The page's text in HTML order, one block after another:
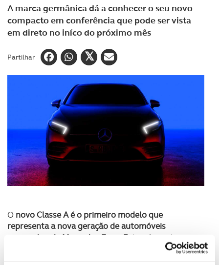
A marca germânica dá a conhecer o seu novo
compacto em conferência que pode ser vista
em direto no iníco do próximo mês
Partilhar
O novo Classe A é o primeiro modelo que
representa a nova geração de automóveis
compactos da Mercedes-Benz
. Este irá manter o seu
caráter juvenil e dinâmico, mas com uma aparência
mais adulta e mais confortável do que nunca,